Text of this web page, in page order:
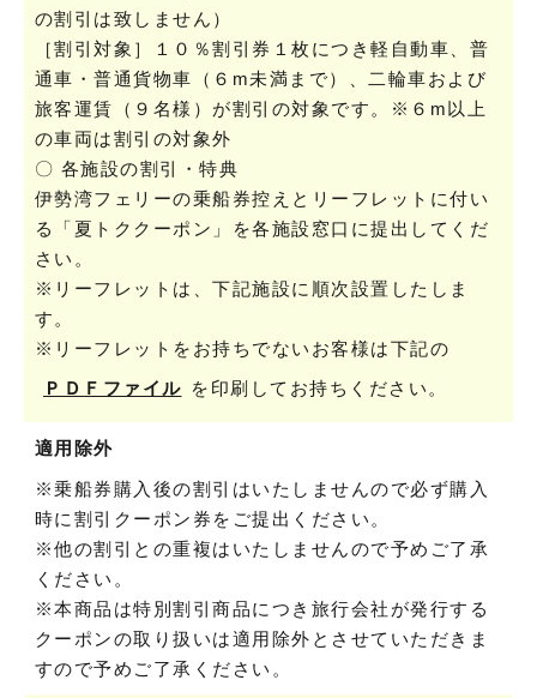
の割引は致しません）
［割引対象］１０％割引券１枚につき軽自動車、普
通車・普通貨物車（６m未満まで）、二輪車および
旅客運賃（９名様）が割引の対象です。※６m以上
の車両は割引の対象外
〇 各施設の割引・特典
伊勢湾フェリーの乗船券控えとリーフレットに付い
る「夏トククーポン」を各施設窓口に提出してくだ
さい。
※リーフレットは、下記施設に順次設置したしま
す。
※リーフレットをお持ちでないお客様は下記の
ＰＤＦファイル を印刷してお持ちください。
適用除外
※乗船券購入後の割引はいたしませんので必ず購入
時に割引クーポン券をご提出ください。
※他の割引との重複はいたしませんので予めご了承
ください。
※本商品は特別割引商品につき旅行会社が発行する
クーポンの取り扱いは適用除外とさせていただきま
すので予めご了承ください。